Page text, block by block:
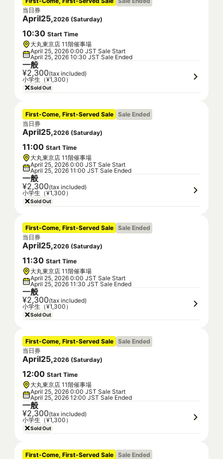
当日券
April25,2026 (Saturday)
10:30 Start Time
大丸東京店 11階催事場
April 25, 2026 0:00 JST Sale Start
April 25, 2026 10:30 JST Sale Ended
一般
¥2,300(tax included)
小学生（¥1,300）
Sold Out
First-Come, First-Served Sale Sale Ended
当日券
April25,2026 (Saturday)
11:00 Start Time
大丸東京店 11階催事場
April 25, 2026 0:00 JST Sale Start
April 25, 2026 11:00 JST Sale Ended
一般
¥2,300(tax included)
小学生（¥1,300）
Sold Out
First-Come, First-Served Sale Sale Ended
当日券
April25,2026 (Saturday)
11:30 Start Time
大丸東京店 11階催事場
April 25, 2026 0:00 JST Sale Start
April 25, 2026 11:30 JST Sale Ended
一般
¥2,300(tax included)
小学生（¥1,300）
Sold Out
First-Come, First-Served Sale Sale Ended
当日券
April25,2026 (Saturday)
12:00 Start Time
大丸東京店 11階催事場
April 25, 2026 0:00 JST Sale Start
April 25, 2026 12:00 JST Sale Ended
一般
¥2,300(tax included)
小学生（¥1,300）
Sold Out
First-Come, First-Served Sale Sale Ended